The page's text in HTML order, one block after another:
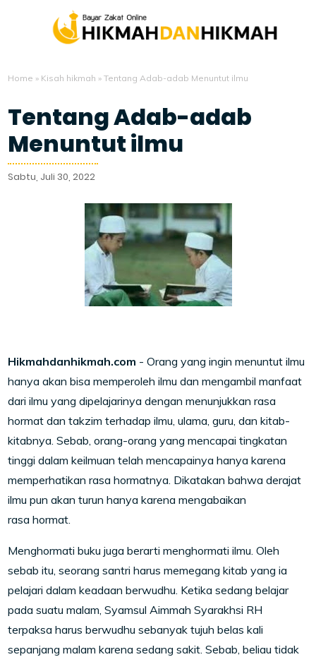
Home » Kisah hikmah »Tentang Adab-adab Menuntut ilmu
Tentang Adab-adab
Menuntut ilmu
Sabtu, Juli 30, 2022
Hikmahdanhikmah.com - Orang yang ingin menuntut ilmu
hanya akan bisa memperoleh ilmu dan mengambil manfaat
dari ilmu yang dipelajarinya dengan menunjukkan rasa
hormat dan takzim terhadap ilmu, ulama, guru, dan kitab-
kitabnya. Sebab, orang-orang yang mencapai tingkatan
tinggi dalam keilmuan telah mencapainya hanya karena
memperhatikan rasa hormatnya. Dikatakan bahwa derajat
ilmu pun akan turun hanya karena mengabaikan
rasa hormat.
Menghormati buku juga berarti menghormati ilmu. Oleh
sebab itu, seorang santri harus memegang kitab yang ia
pelajari dalam keadaan berwudhu. Ketika sedang belajar
pada suatu malam, Syamsul Aimmah Syarakhsi RH
terpaksa harus berwudhu sebanyak tujuh belas kali
sepanjang malam karena sedang sakit. Sebab, beliau tidak